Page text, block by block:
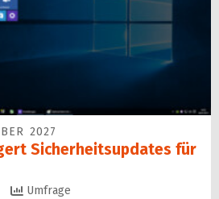
2027
Sicherheitsupdates für
Umfrage